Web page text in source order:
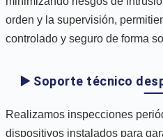
orden y la supervisión,
controlado y seguro de forma
▶️ Soporte técnico
Realizamos inspecciones
dispositivos instalados para